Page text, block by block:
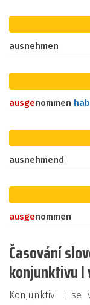
ausnehmen
ausgenommen
ausnehmend
ausgenommen
Časování
konjunktivu I
Konjunktiv I se